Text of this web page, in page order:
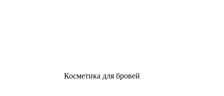
Косметика для бровей